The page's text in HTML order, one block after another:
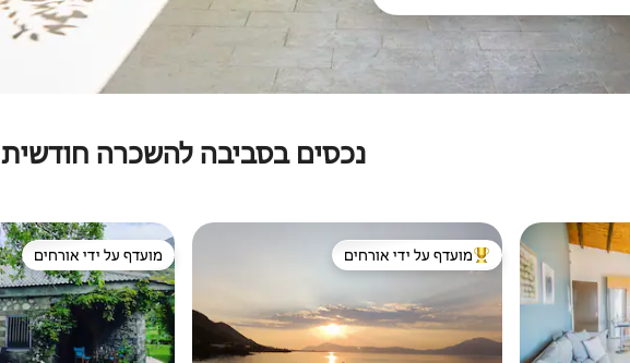
נכסים בסביבה להשכרה חודשית
מוביל בקרב נכסים מועדפים על ידי אורחים
מועדף על ידי אורחים מועדף על ידי אורחים
מועדף על ידי אורחים